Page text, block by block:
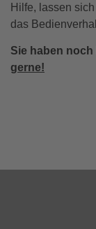
Hilfe, lassen
das
Sie haben noch
gerne!